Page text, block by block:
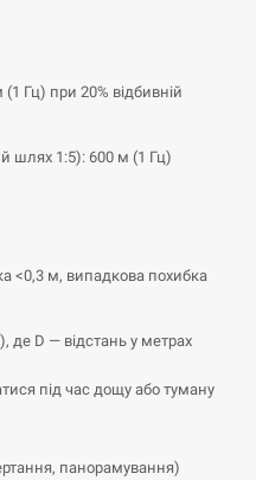
Гц) при 20% відбивній
шлях 1:5): 600 м (1 Гц)
<0,3 м, випадкова похибка
де D — відстань у метрах
під час дощу або туману
панорамування)